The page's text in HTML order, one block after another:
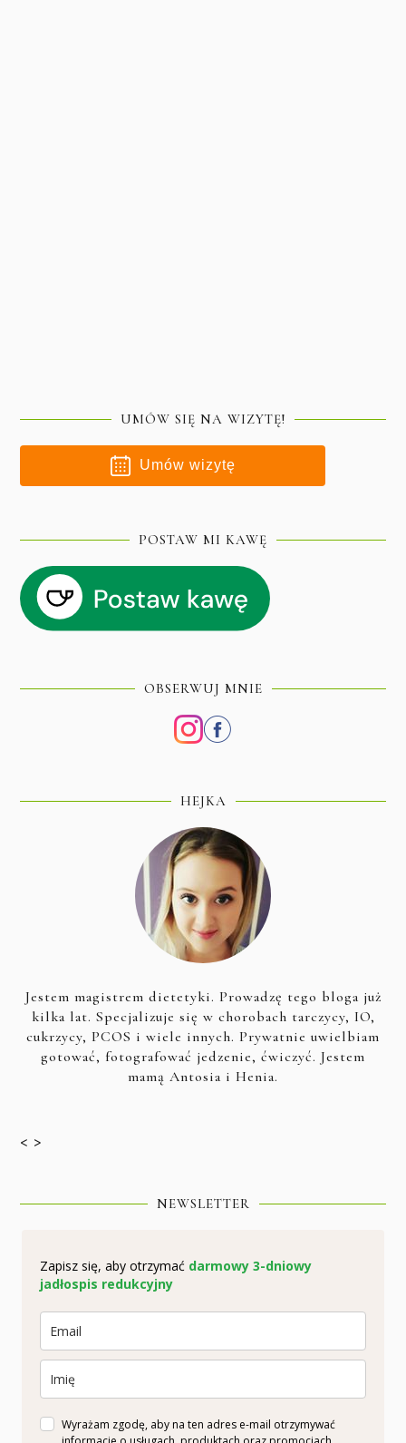
UMÓW SIĘ NA WIZYTĘ!
Umów wizytę
POSTAW MI KAWĘ
OBSERWUJ MNIE
HEJKA
Jestem magistrem dietetyki. Prowadzę tego bloga już
kilka lat. Specjalizuje się w chorobach tarczycy, IO,
cukrzycy, PCOS i wiele innych. Prywatnie uwielbiam
gotować, fotografować jedzenie, ćwiczyć. Jestem
mamą Antosia i Henia.
< >
NEWSLETTER
Zapisz się, aby otrzymać darmowy 3-dniowy
jadłospis redukcyjny
Wyrażam zgodę, aby na ten adres e-mail otrzymywać